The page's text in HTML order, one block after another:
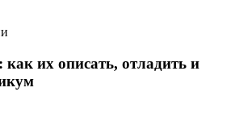
как их описать, отладить и